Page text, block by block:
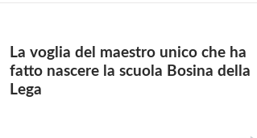
La voglia del maestro unico che ha
fatto nascere la scuola Bosina della
Lega